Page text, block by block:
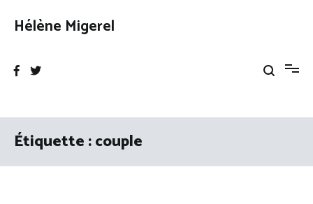
Hélène Migerel
Étiquette :couple